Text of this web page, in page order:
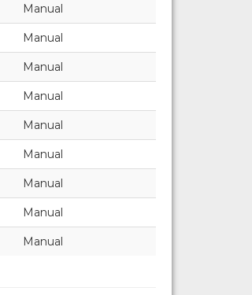
Manual
Manual
Manual
Manual
Manual
Manual
Manual
Manual
Manual